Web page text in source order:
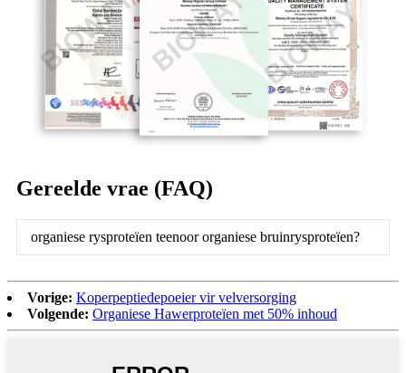
Gereelde vrae (FAQ)
organiese rysproteïen teenoor organiese bruinrysproteïen?
Vorige: Koperpeptiedepoeier vir velversorging
Volgende: Organiese Hawerproteïen met 50% inhoud